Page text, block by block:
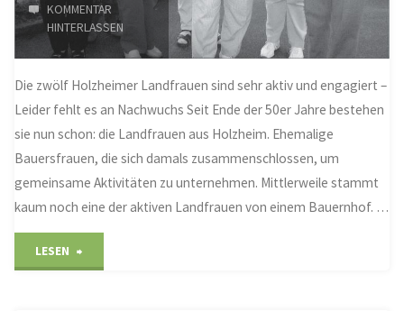
KOMMENTAR
HINTERLASSEN
Die zwölf Holzheimer Landfrauen sind sehr aktiv und engagiert –
Leider fehlt es an Nachwuchs Seit Ende der 50er Jahre bestehen
sie nun schon: die Landfrauen aus Holzheim. Ehemalige
Bauersfrauen, die sich damals zusammenschlossen, um
gemeinsame Aktivitäten zu unternehmen. Mittlerweile stammt
kaum noch eine der aktiven Landfrauen von einem Bauernhof. …
LESEN